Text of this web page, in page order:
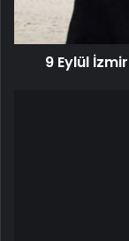
9 Eylül